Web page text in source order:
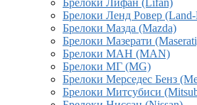
Брелоки Лифан (Lifan)
Брелоки Ленд Ровер
Брелоки Мазда (Mazda)
Брелоки Мазерати
Брелоки МАН (MAN)
Брелоки МГ (MG)
Брелоки Мерседес Бенз
Брелоки Митсубиси